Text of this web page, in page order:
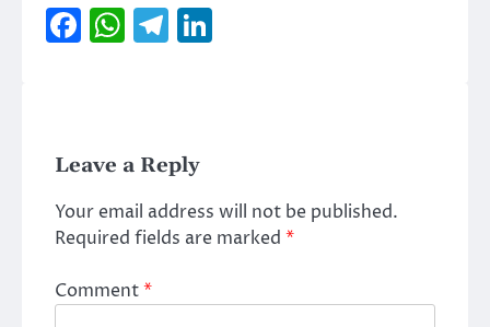
Facebook
WhatsApp
Telegram
Leave a Reply
Your email address will not be published.
Required fields are marked *
Comment*